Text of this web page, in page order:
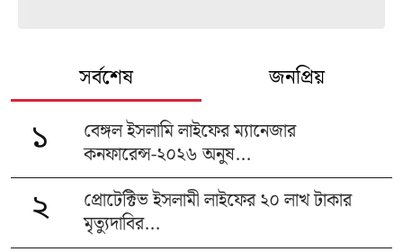
সর্বশেষ জনপ্রিয়
১
বেঙ্গল ইসলামি লাইফের ম্যানেজার
কনফারেন্স-২০২৬ অনুষ...
২
প্রোটেক্টিভ ইসলামী লাইফের ২০ লাখ টাকার
মৃত্যুদাবির...